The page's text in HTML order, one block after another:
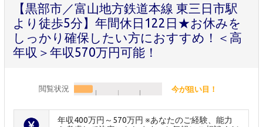
【黒部市／富山地方鉄道本線 東三日市駅
より徒歩5分】年間休日122日★お休みを
しっかり確保したい方におすすめ！＜高
年収＞年収570万円可能！
閲覧状況 今が狙い目！
年収400万円～570万円 ※あなたのご経験、能力